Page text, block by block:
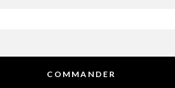
COMMANDER